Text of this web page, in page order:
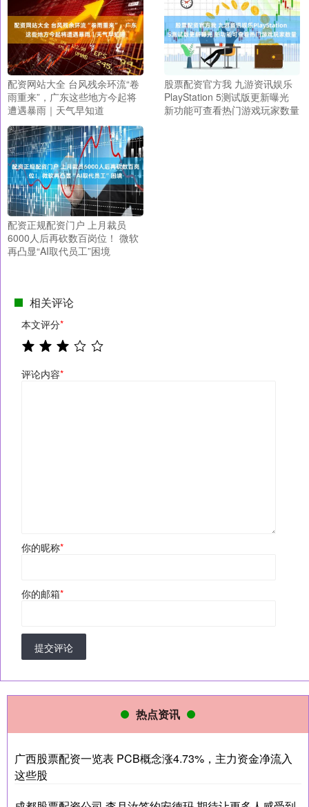
配资网站大全 台风残余环流“卷
雨重来”，广东这些地方今起将
遭遇暴雨｜天气早知道
股票配资官方我 九游资讯娱乐
PlayStation 5测试版更新曝光
新功能可查看热门游戏玩家数量
配资正规配资门户 上月裁员
6000人后再砍数百岗位！ 微软
再凸显“AI取代员工”困境
相关评论
本文评分*
评论内容*
你的昵称*
你的邮箱*
提交评论
热点资讯
广西股票配资一览表 PCB概念涨4.73%，主力资金净流入
这些股